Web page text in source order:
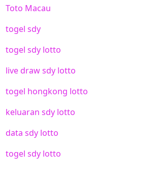
Toto Macau
togel sdy
togel sdy lotto
live draw sdy lotto
togel hongkong lotto
keluaran sdy lotto
data sdy lotto
togel sdy lotto